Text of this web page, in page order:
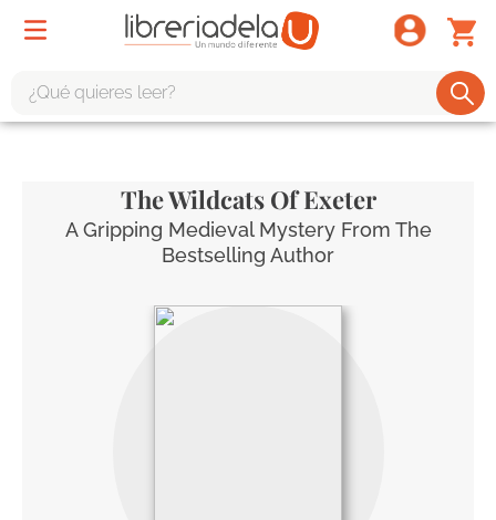
The Wildcats Of Exeter
A Gripping Medieval Mystery From The
Bestselling Author
tote bag -